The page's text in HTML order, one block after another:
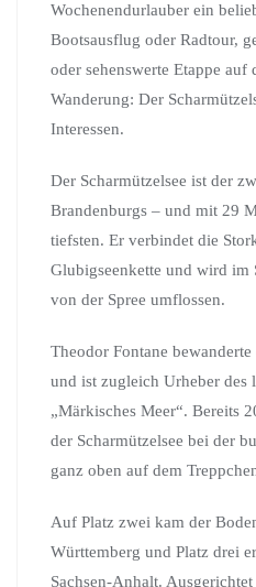
Wochenendurlauber ein
Bootsausflug oder Radtour,
oder sehenswerte Etappe auf
Wanderung: Der
Interessen.
Der Scharmützelsee ist der
Brandenburgs – und mit 29
tiefsten. Er verbindet die
Glubigseenkette und wird im
von der Spree umflossen.
Theodor Fontane
und ist zugleich Urheber des
„Märkisches Meer“. Bereits
der Scharmützelsee bei der
ganz oben auf dem
Auf Platz zwei kam der
Württemberg und Platz drei
Sachsen-Anhalt.